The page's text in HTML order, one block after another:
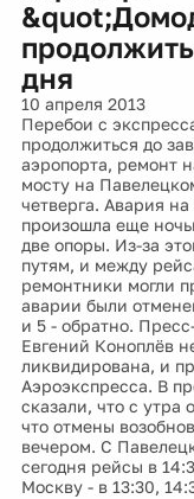
дня
10 апреля 2013
Перебои с
продолжиться до
аэропорта, ремонт
мосту на
четверга. Авария
произошла еще
две опоры. Из-за
путям, и между
ремонтники могли
аварии были
и 5 - обратно.
Евгений Коноплёв
ликвидирована, и
Аэроэкспресса. В
сказали, что с утра
что отмены
вечером. С
сегодня рейсы в
Москву - в 13:30,